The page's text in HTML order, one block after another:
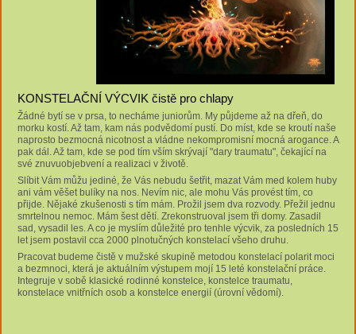
KONSTELAČNÍ VÝCVIK čistě pro chlapy
Žádné bytí se v prsa, to necháme juniorům. My půjdeme až na dřeň, do
morku kostí. Až tam, kam nás podvědomí pustí. Do míst, kde se kroutí naše
naprosto bezmocná nicotnost a vládne nekompromisní mocná arogance. A
pak dál. Až tam, kde se pod tím vším skrývají "dary traumatu", čekající na
své znuvuobjebvení a realizaci v životě.
Slíbit Vám můžu jediné, že Vás nebudu šetřit, mazat Vám med kolem huby
ani vám věšet bulíky na nos. Nevím nic, ale mohu Vás provést tím, co
přijde. Nějaké zkušenosti s tím mám. Prožil jsem dva rozvody. Přežil jednu
smrtelnou nemoc. Mám šest dětí. Zrekonstruoval jsem tři domy. Zasadil
sad, vysadil les. A co je myslím důležité pro tenhle výcvik, za posledních 15
let jsem postavil cca 2000 plnotučných konstelací všeho druhu.
Pracovat budeme čistě v mužské skupině metodou konstelací polarit moci
a bezmnoci, která je aktuálním výstupem mojí 15 leté konstelační práce.
Integruje v sobě klasické rodinné konstelce, konstelce traumatu,
konstelace vnitřních osob a konstelce energií (úrovní vědomí).